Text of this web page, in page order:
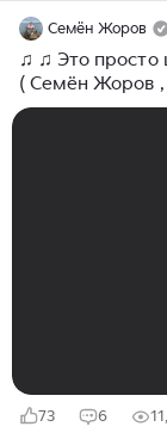
Семён Жоров
♫ ♫ Это просто
( Семён Жоров ,
73 6